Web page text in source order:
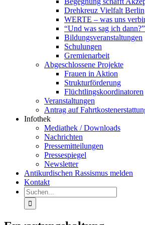
Drehkreuz Vielfalt Berlin
WERTE – was uns
“Und was sag ich
Bildungsveranstaltungen
Schulungen
Gremienarbeit
Abgeschlossene Projekte
Frauen in Aktion
Strukturförderung
Flüchtlingskoordinatoren
Veranstaltungen
Antrag auf
Infothek
Mediathek / Downloads
Nachrichten
Pressemitteilungen
Pressespiegel
Newsletter
Antikurdischen Rassismus melden
Kontakt
Suche
nach: